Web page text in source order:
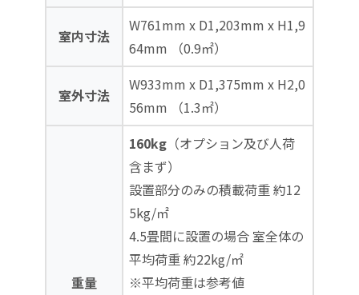
室内寸法
W761mm x D1,203mm x H1,9
64mm （0.9㎡）
室外寸法
W933mm x D1,375mm x H2,0
56mm （1.3㎡）
重量
160kg （オプション及び人荷
含まず）
設置部分のみの積載荷重 約12
5kg/㎡
4.5畳間に設置の場合 室全体の
平均荷重 約22kg/㎡
※平均荷重は参考値